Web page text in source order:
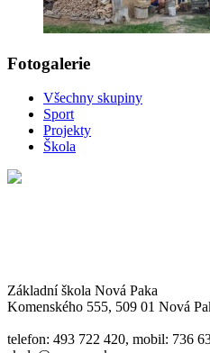
Fotogalerie
Všechny skupiny
Sport
Projekty
Škola
Základní škola Nová Paka
Komenského 555, 509 01 Nová
telefon: 493 722 420, mobil: 736